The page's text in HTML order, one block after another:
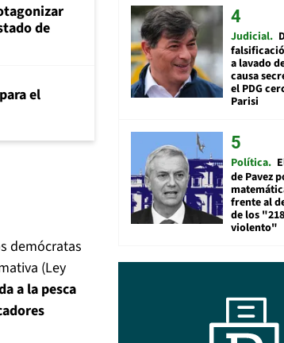
de
el
demócratas
(Ley
a la pesca
Judicial
a lavado
causa
el PDG
Parisi
Política
de Pavez
frente al
de los
violento"